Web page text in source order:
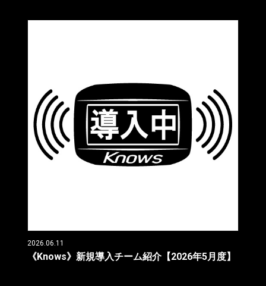
2026.06.11
《Knows》新規導入チーム紹介【2026年5月度】